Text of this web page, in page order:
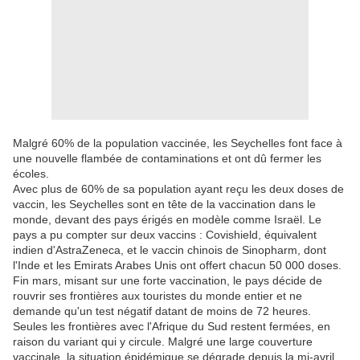
Malgré 60% de la population vaccinée, les Seychelles font face à
une nouvelle flambée de contaminations et ont dû fermer les
écoles.
Avec plus de 60% de sa population ayant reçu les deux doses de
vaccin, les Seychelles sont en tête de la vaccination dans le
monde, devant des pays érigés en modèle comme Israël. Le
pays a pu compter sur deux vaccins : Covishield, équivalent
indien d'AstraZeneca, et le vaccin chinois de Sinopharm, dont
l'Inde et les Emirats Arabes Unis ont offert chacun 50 000 doses.
Fin mars, misant sur une forte vaccination, le pays décide de
rouvrir ses frontières aux touristes du monde entier et ne
demande qu'un test négatif datant de moins de 72 heures.
Seules les frontières avec l'Afrique du Sud restent fermées, en
raison du variant qui y circule. Malgré une large couverture
vaccinale, la situation épidémique se dégrade depuis la mi-avril.